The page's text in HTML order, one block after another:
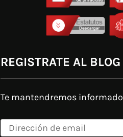
REGISTRATE AL BLOG
Te mantendremos informado
Dirección